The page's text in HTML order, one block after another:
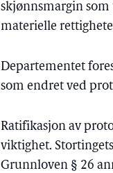
skjønnsmargin
materielle
Departementet
som endret ved
Ratifikasjon av
viktighet.
Grunnloven § 26